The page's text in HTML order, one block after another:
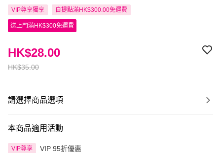
VIP尊享獨享 自提點滿HK$300.00免運費
送上門滿HK$300免運費
HK$35.00
HK$28.00
請選擇商品選項
本商品適用活動
VIP尊享 VIP 95折優惠